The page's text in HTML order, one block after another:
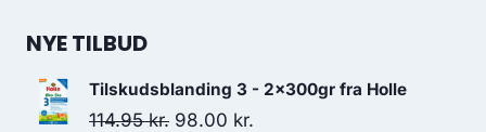
NYE TILBUD
Tilskudsblanding 3 - 2x300gr fra Holle
114.95kr. Den
98.00 kr.